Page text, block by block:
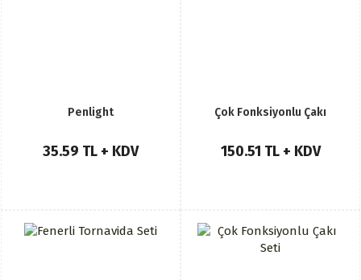
Penlight
35.59 TL + KDV
Çok Fonksiyonlu Çakı
150.51 TL + KDV